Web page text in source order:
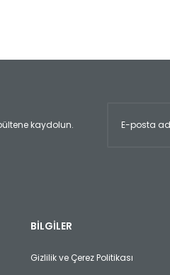
kaydolun.
BİLGİLER
Gizlilik ve Çerez Politikası